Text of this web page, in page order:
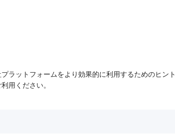
ットフォームをより効果的に利用するためのヒン
用ください。